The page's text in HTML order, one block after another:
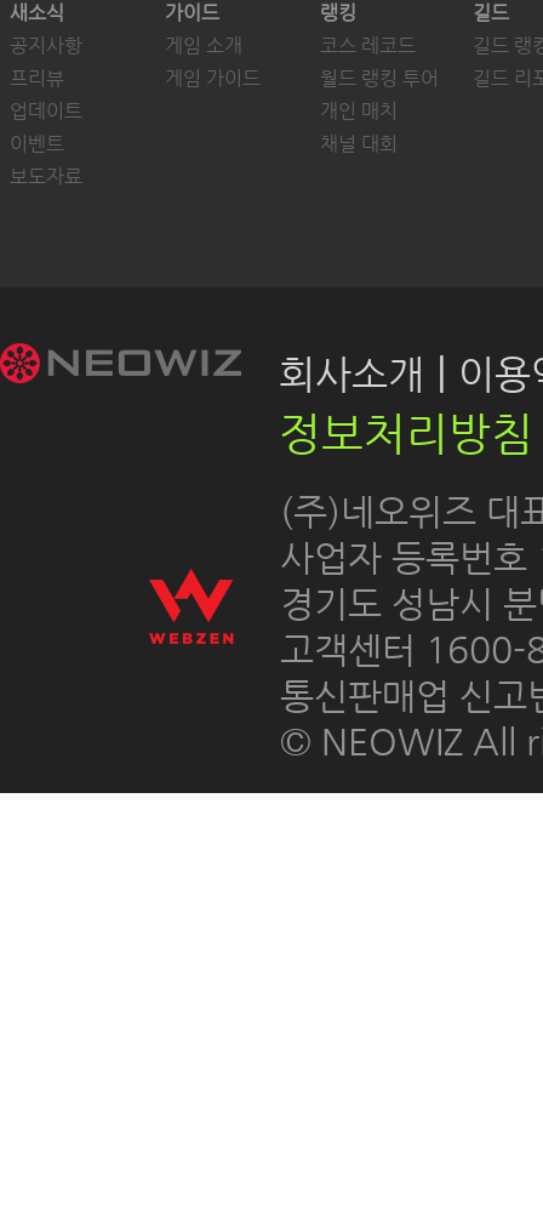
새소식
공지사항
프리뷰
업데이트
이벤트
보도자료
가이드
게임 소개
게임 가이드
랭킹
코스 레코드
월드 랭킹 투어
개인 매치
채널 대회
길드
길드 랭
길드 리
회사소개 이
정보처리방침
(주)네오위즈 대
사업자 등록번
경기도 성남시
고객센터
통신판매업 신
© NEOWIZ All